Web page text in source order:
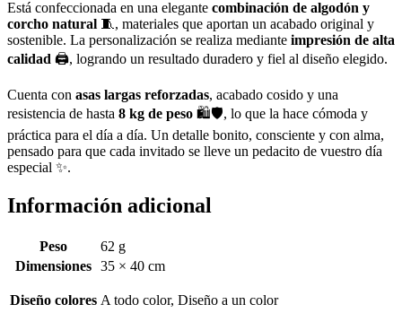
Está confeccionada en una elegante combinación de algodón y
corcho natural 🧵, materiales que aportan un acabado original y
sostenible. La personalización se realiza mediante impresión de alta
calidad 🖨️, logrando un resultado duradero y fiel al diseño elegido.
Cuenta con asas largas reforzadas, acabado cosido y una
resistencia de hasta 8 kg de peso 🛍️🛡️, lo que la hace cómoda y
práctica para el día a día. Un detalle bonito, consciente y con alma,
pensado para que cada invitado se lleve un pedacito de vuestro día
especial ✨.
Información adicional
Peso
62 g
Dimensiones 35 × 40 cm
Diseño colores A todo color, Diseño a un color